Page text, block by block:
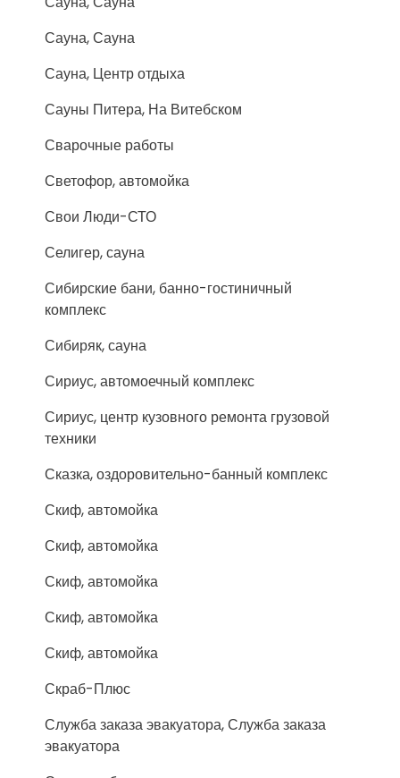
Сауна, Сауна
Сауна, Центр отдыха
Сауны Питера, На Витебском
Сварочные работы
Светофор, автомойка
Свои Люди-СТО
Селигер, сауна
Сибирские бани, банно-гостиничный
комплекс
Сибиряк, сауна
Сириус, автомоечный комплекс
Сириус, центр кузовного ремонта грузовой
техники
Сказка, оздоровительно-банный комплекс
Скиф, автомойка
Скиф, автомойка
Скиф, автомойка
Скиф, автомойка
Скиф, автомойка
Скраб-Плюс
Служба заказа эвакуатора, Служба заказа
эвакуатора